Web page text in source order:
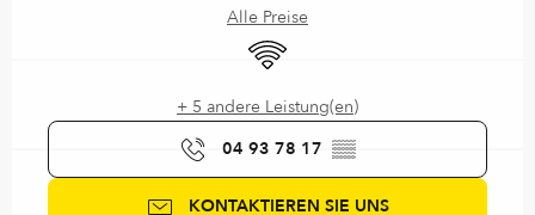
Alle Preise
Wi-Fi
+ 5 andere Leistung(en)
04 93 78 17 ▒▒
KONTAKTIEREN SIE UNS